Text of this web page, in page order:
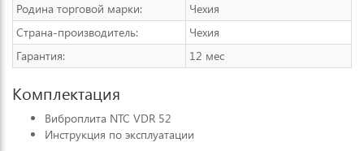
Родина торговой марки:
Чехия
Страна-производитель:
Чехия
Гарантия:
12 мес
Комплектация
Виброплита NTC VDR 52
Инструкция по эксплуатации